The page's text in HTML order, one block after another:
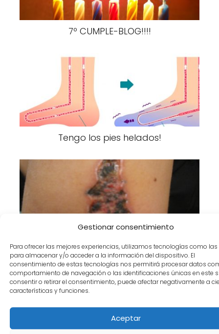
Gestionar consentimiento
Para ofrecer las mejores experiencias, utilizamos tecnologías como
para almacenar y/o acceder a la información del dispositivo. El
consentimiento de estas tecnologías nos permitirá procesar datos
comportamiento de navegación o las identificaciones únicas en este
consentir o retirar el consentimiento, puede afectar negativamente a
características y funciones.
Aceptar
7º CUMPLE-BLOG!!!!
Tengo los pies helados!
Cura con agua de mar de
quemadura por láser para eliminar
tatuaje.